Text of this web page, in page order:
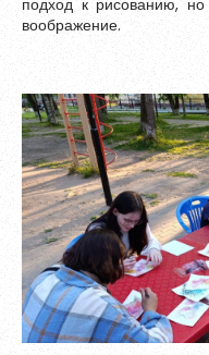
подход к рисованию,
воображение.